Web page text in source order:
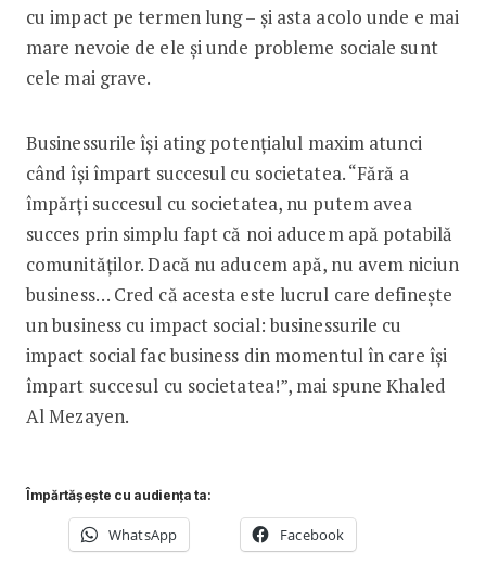
cu impact pe termen lung – și asta acolo unde e mai
mare nevoie de ele și unde probleme sociale sunt
cele mai grave.
Businessurile își ating potențialul maxim atunci
când își împart succesul cu societatea. “Fără a
împărți succesul cu societatea, nu putem avea
succes prin simplu fapt că noi aducem apă potabilă
comunităților. Dacă nu aducem apă, nu avem niciun
business… Cred că acesta este lucrul care definește
un business cu impact social: businessurile cu
impact social fac business din momentul în care își
împart succesul cu societatea!”, mai spune Khaled
Al Mezayen.
Împărtășește cu audiența ta:
WhatsApp Facebook